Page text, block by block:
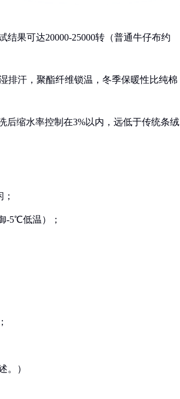
果可达20000-25000转（普通牛仔布约
排汗，聚酯纤维锁温，冬季保暖性比纯棉
后缩水率控制在3%以内，远低于传统条绒
-5℃低温）；
。）